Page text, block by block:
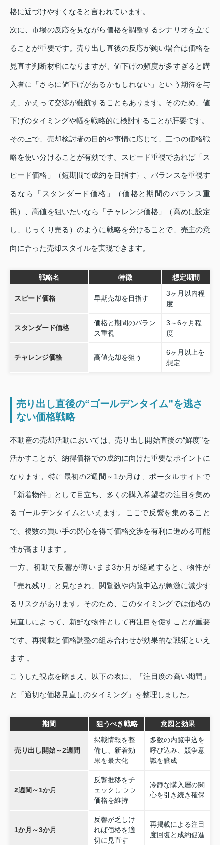
格に近づけやすくなると言われています。
次に、市場の反応を見ながら価格を調整するシナリオを立て
ることが重要です。売り出し直後の反応が鈍い場合は価格を
見直す判断材料になりますが、値下げの頻度が多すぎると購
入者に「さらに値下げがあるかもしれない」という期待を与
え、かえって交渉が難航することもあります。そのため、値
下げのタイミングや幅を戦略的に検討することが肝要です。
その上で、売却検討者の目的や事情に応じて、三つの価格戦
略を使い分けることが有効です。スピード重視であれば「ス
ピード価格」（短期間で成約を目指す）、バランスを重視す
るなら「スタンダード価格」（価格と期間のバランス重
視）、高値を狙いたいなら「チャレンジ価格」（高めに設定
し、じっくり売る）のように戦略を分けることで、売主の意
向に合った売却スタイルを実現できます。
戦略名 特徴 想定期間
スピード価格 早期売却を目指す
3ヶ月以内程
度
スタンダード価格
価格と期間のバラン
ス重視
3～6ヶ月程
度
チャレンジ価格 高値売却を狙う
6ヶ月以上を
想定
売り出し直後の“ゴールデンタイム”を逃さ
ない価格戦略
不動産の売却活動においては、売り出し開始直後の“鮮度”を
活かすことが、納得価格での成約に向けた重要なポイントに
なります。特に最初の2週間～1か月は、ポータルサイトで
「新着物件」として目立ち、多くの購入希望者の注目を集め
るゴールデンタイムといえます。ここで反響を集めること
で、複数の買い手の関心を得て価格交渉を有利に進める可能
性が高まります 。
一方、初動で反響が薄いまま3か月が経過すると、物件が
「売れ残り」と見なされ、閲覧数や内覧申込が急激に減少す
るリスクがあります。そのため、このタイミングでは価格の
見直しによって、新鮮な物件として再注目を促すことが重要
です。再掲載と価格調整の組み合わせが効果的な戦術といえ
ます 。
こうした視点を踏まえ、以下の表に、「注目度の高い期間」
と「適切な価格見直しのタイミング」を整理しました。
期間 狙うべき戦略 意図と効果
売り出し開始～2週間
掲載情報を整
備し、新着効
果を最大化
多数の内覧申込を
呼び込み、競争意
識を醸成
2週間～1か月
反響推移をチ
ェックしつつ
価格を維持
冷静な購入層の関
心を引き続き確保
1か月～3か月
反響が乏しけ
れば価格を適
切に見直す
再掲載による注目
度回復と成約促進